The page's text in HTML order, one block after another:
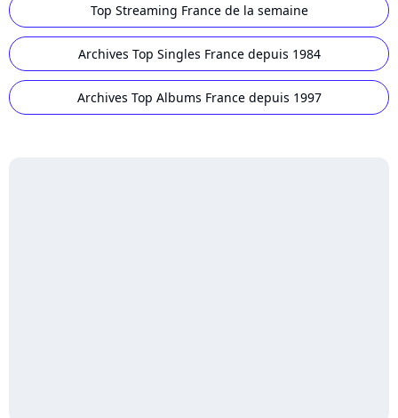
Top Streaming France de la semaine
Archives Top Singles France depuis 1984
Archives Top Albums France depuis 1997